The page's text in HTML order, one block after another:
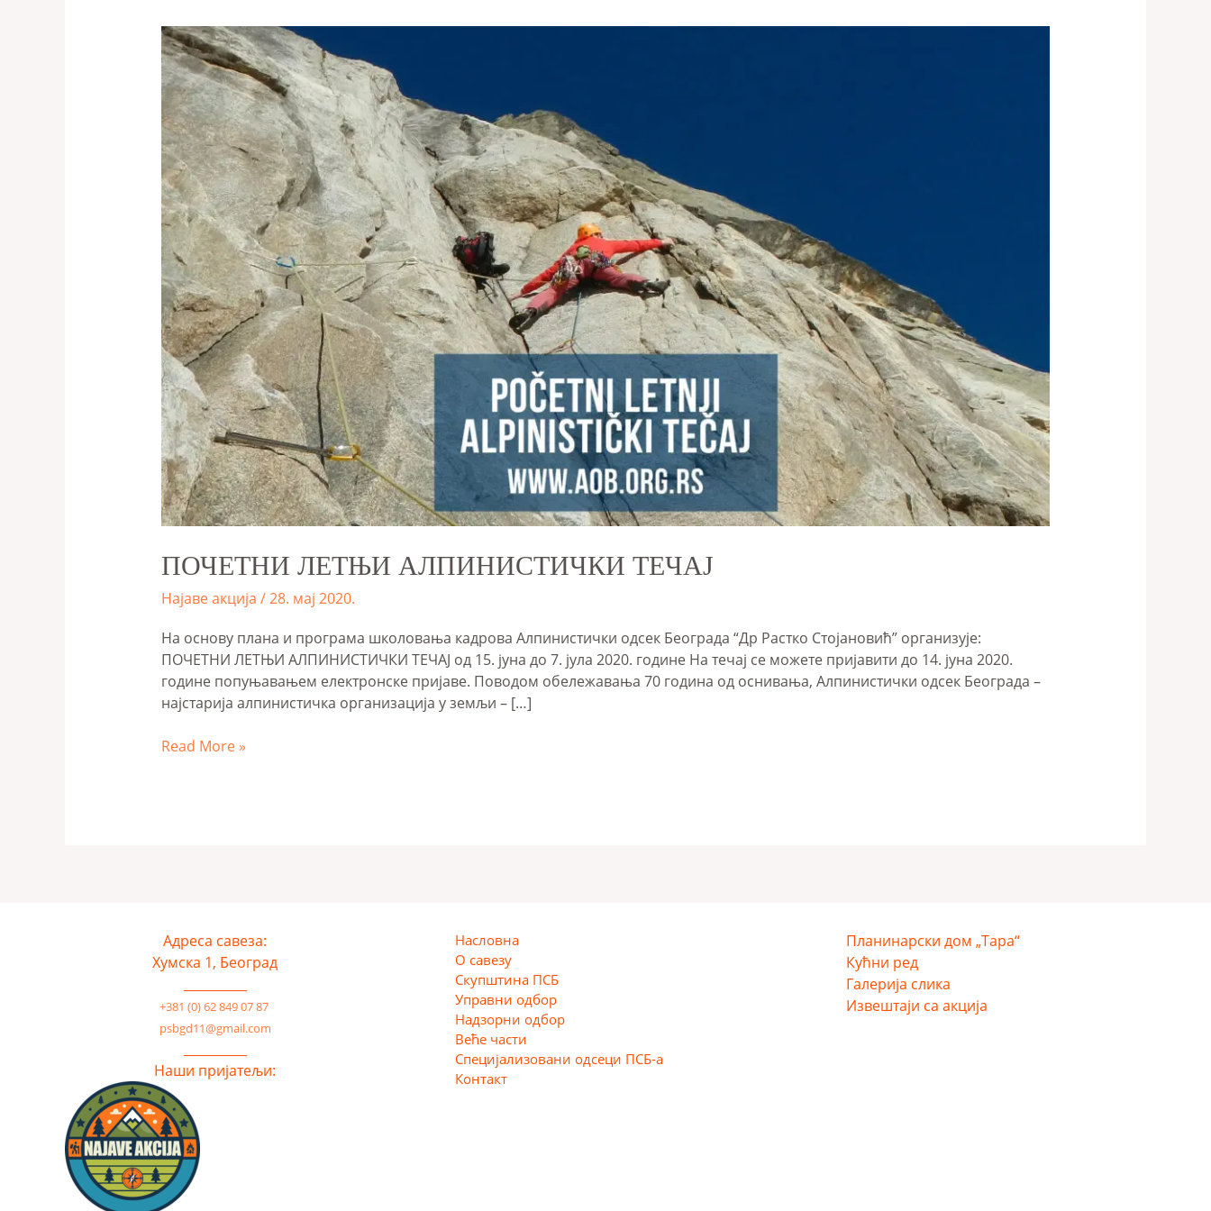
ПОЧЕТНИ ЛЕТЊИ АЛПИНИСТИЧКИ ТЕЧАЈ
Најаве акција /28. мај 2020.
На основу плана и програма школовања кадрова Алпинистички одсек Београда “Др Растко Стојановић” организује:
ПОЧЕТНИ ЛЕТЊИ АЛПИНИСТИЧКИ ТЕЧАЈ од 15. јуна до 7. јула 2020. године На течај се можете пријавити до 14. јуна 2020.
године попуњавањем електронске пријаве. Поводом обележавања 70 година од оснивања, Алпинистички одсек Београда –
најстарија алпинистичка организација у земљи – […]
ПОЧЕТНИ
ЛЕТЊИ
АЛПИНИСТИЧКИ
ТЕЧАЈ
Read More »
Адреса савеза:
Хумска 1, Београд
+381 (0) 62 849 07 87
psbgd11@gmail.com
Наши пријатељи:
Насловна
О савезу
Скупштина ПСБ
Управни одбор
Надзорни одбор
Веће части
Специјализовани одсеци ПСБ-а
Контакт
Планинарски дом „Тара“
Кућни ред
Галерија слика
Извештаји са акција